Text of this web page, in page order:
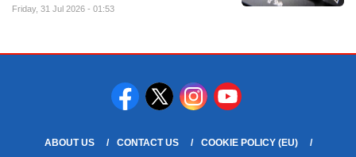
Friday, 31 Jul 2026 - 01:53
ABOUT US CONTACT US COOKIE POLICY (EU)